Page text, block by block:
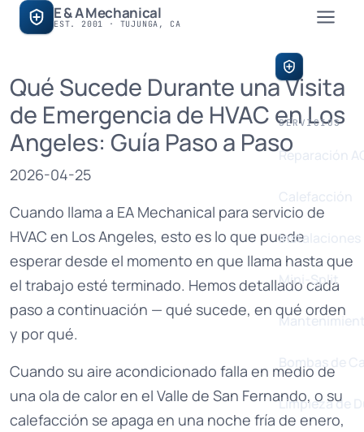
E & A Mechanical
EST. 2001 · TUJUNGA, CA
SERVICIOS
Reparación
Calefacción
Instalaciones
Mini-Split
Bombas de
Limpieza de
Qué Sucede Durante una Visita
de Emergencia de HVAC en Los
Angeles: Guía Paso a Paso
2026-04-25
Cuando llama a EA Mechanical para servicio de
HVAC en Los Angeles, esto es lo que puede
esperar desde el momento en que llama hasta que
el trabajo esté terminado. Hemos detallado cada
paso a continuación — qué sucede, en qué orden
y por qué.
Cuando su aire acondicionado falla en medio de
una ola de calor en el Valle de San Fernando, o su
calefacción se apaga en una noche fría de enero,